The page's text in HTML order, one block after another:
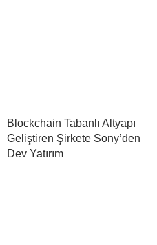
Blockchain Tabanlı Altyapı
Geliştiren Şirkete Sony’den
Dev Yatırım